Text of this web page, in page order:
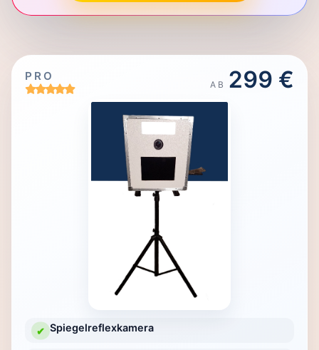
PRO
AB 299 €
✔ Spiegelreflexkamera